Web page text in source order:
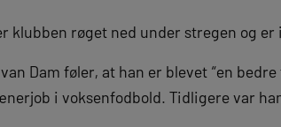
klubben røget ned under stregen og
Dam føler, at han er blevet “en
i voksenfodbold. Tidligere var